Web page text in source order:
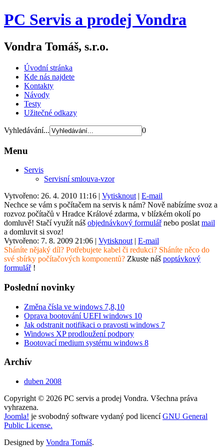
PC Servis a prodej Vondra
Vondra Tomáš, s.r.o.
Úvodní stránka
Kde nás najdete
Kontakty
Návody
Testy
Užitečné odkazy
Vyhledávání... 0
Menu
Servis
Servisní smlouva-vzor
Vytvořeno: 26. 4. 2010 11:16 | Vytisknout | E-mail
Nechce se vám s počítačem na servis k nám? Nově nabízíme svoz a
rozvoz počítačů v Hradce Králové zdarma, v blízkém okolí po
domluvě! Stačí využít náš objednávkový formulářnebo poslat mail
a domluvit si svoz!
Vytvořeno: 7. 8. 2009 21:06 | Vytisknout | E-mail
Sháníte nějaký díl? Potřebujete kabel či redukci? Sháníte něco do
své sbírky počítačových komponentů? Zkuste náš poptávkový
formulář!
Poslední novinky
Změna čísla ve windows 7,8,10
Oprava bootování UEFI windows 10
Jak odstranit notifikaci o pravosti windows 7
Windows XP prodloužení podpory
Bootovací medium systému windows 8
Archív
duben 2008
Copyright © 2026 PC servis a prodej Vondra. Všechna práva
vyhrazena.
Joomla! je svobodný software vydaný pod licencíGNU General
Public License.
Designed by Vondra Tomáš.